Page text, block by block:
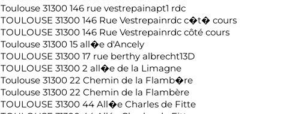
Toulouse 31300 146 rue vestrepainapt1 rdc
TOULOUSE 31300 146 Rue Vestrepainrdc c�t� cours
TOULOUSE 31300 146 Rue Vestrepainrdc côté cours
Toulouse 31300 15 all�e d'Ancely
TOULOUSE 31300 17 rue berthy albrecht13D
TOULOUSE 31300 2 all�e de la Limagne
Toulouse 31300 22 Chemin de la Flamb�re
Toulouse 31300 22 Chemin de la Flambère
TOULOUSE 31300 44 All�e Charles de Fitte